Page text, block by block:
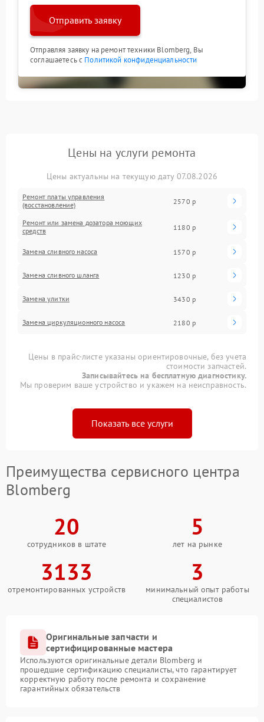
Отправить заявку
Отправляя заявку на ремонт техники Blomberg, Вы
соглашаетесь с Политикой конфиденциальности
Цены на услуги ремонта
Цены актуальны на текущую дату 07.08.2026
Ремонт платы управления
(восстановление)
2570 р
Ремонт или замена дозатора моющих
средств
1180 р
Замена сливного насоса 1570 р
Замена сливного шланга 1230 р
Замена улитки 3430 р
Замена циркуляционного насоса 2180 р
Цены в прайс-листе указаны ориентировочные, без учета
стоимости запчастей.
Записывайтесь на бесплатную диагностику.
Мы проверим ваше устройство и укажем на неисправность.
Показать все услуги
Преимущества сервисного центра
Blomberg
20
сотрудников в штате
5
лет на рынке
3133
отремонтированных устройств
3
минимальный опыт работы
специалистов
Оригинальные запчасти и
сертифицированные мастера
Используются оригинальные детали Blomberg и
прошедшие сертификацию специалисты, что гарантирует
корректную работу после ремонта и сохранение
гарантийных обязательств